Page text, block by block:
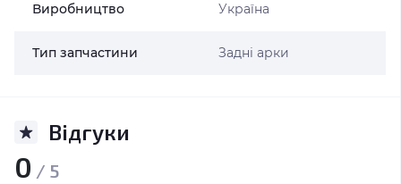
Виробництво Україна
Тип запчастини Задні арки
Відгуки
0 / 5